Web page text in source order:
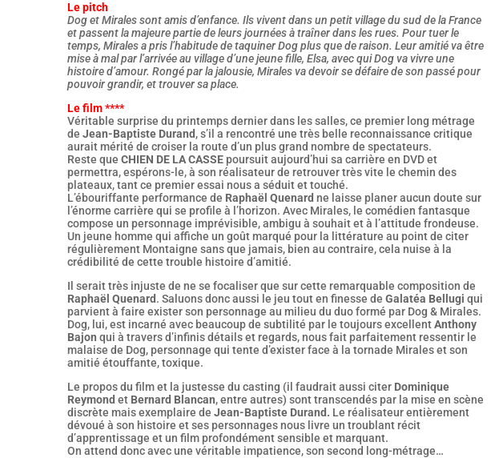
Le pitch
Dog et Mirales sont amis d’enfance. Ils vivent dans un petit village du sud de la France
et passent la majeure partie de leurs journées à traîner dans les rues. Pour tuer le
temps, Mirales a pris l’habitude de taquiner Dog plus que de raison. Leur amitié va être
mise à mal par l’arrivée au village d’une jeune fille, Elsa, avec qui Dog va vivre une
histoire d’amour. Rongé par la jalousie, Mirales va devoir se défaire de son passé pour
pouvoir grandir, et trouver sa place.
Le film ****
Véritable surprise du printemps dernier dans les salles, ce premier long métrage
de Jean-Baptiste Durand , s’il a rencontré une très belle reconnaissance critique
aurait mérité de croiser la route d’un plus grand nombre de spectateurs.
Reste que CHIEN DE LA CASSEpoursuit aujourd’hui sa carrière en DVD et
permettra, espérons-le, à son réalisateur de retrouver très vite le chemin des
plateaux, tant ce premier essai nous a séduit et touché.
L’ébouriffante performance de Raphaël Quenard ne laisse planer aucun doute sur
l’énorme carrière qui se profile à l’horizon. Avec Mirales, le comédien fantasque
compose un personnage imprévisible, ambigu à souhait et à l’attitude frondeuse.
Un jeune homme qui affiche un goût marqué pour la littérature au point de citer
régulièrement Montaigne sans que jamais, bien au contraire, cela nuise à la
crédibilité de cette trouble histoire d’amitié.
Il serait très injuste de ne se focaliser que sur cette remarquable composition de
Raphaël Quenard . Saluons donc aussi le jeu tout en finesse de Galatéa Bellugi qui
parvient à faire exister son personnage au milieu du duo formé par Dog & Mirales.
Dog, lui, est incarné avec beaucoup de subtilité par le toujours excellentAnthony
Bajon qui à travers d’infinis détails et regards, nous fait parfaitement ressentir le
malaise de Dog, personnage qui tente d’exister face à la tornade Mirales et son
amitié étouffante, toxique.
Le propos du film et la justesse du casting (il faudrait aussi citer Dominique
Reymond et Bernard Blancan, entre autres) sont transcendés par la mise en scène
discrète mais exemplaire de Jean-Baptiste Durand. Le réalisateur entièrement
dévoué à son histoire et ses personnages nous livre un troublant récit
d’apprentissage et un film profondément sensible et marquant.
On attend donc avec une véritable impatience, son second long-métrage…